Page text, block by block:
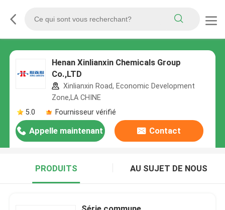
Henan Xinlianxin Chemicals Group
Co.,LTD
Xinlianxin Road, Economic Development
Zone,LA CHINE
5.0
Fournisseur vérifié
Appelle maintenant Contact
PRODUITS AU SUJET DE NOUS